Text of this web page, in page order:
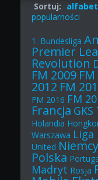
Sortuj:
popularności
1. Bundesliga
Premier
Revolution
FM 2009
2012 FM
FM 2016 FM
Francja
Holandia
Warszawa
United Niemcy
Polska
Madryt Rosja